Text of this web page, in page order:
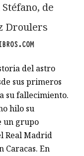
de
Droulers
del astro
sus primeros
su fallecimiento.
hilo su
un grupo
Real Madrid
Caracas. En